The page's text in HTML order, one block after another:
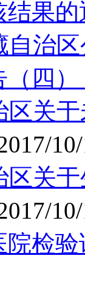
结果
自治
四）
区关
区关
检